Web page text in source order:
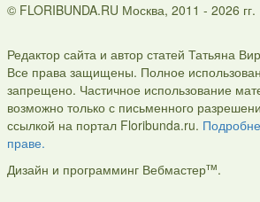
© FLORIBUNDA.RU Москва, 2011 - 2026 гг.
Редактор сайта и автор статей Татьяна
Все права защищены. Полное
запрещено. Частичное использование
возможно только с письменного
ссылкой на портал Floribunda.ru.
праве.
Дизайн и программинг Вебмастертм.